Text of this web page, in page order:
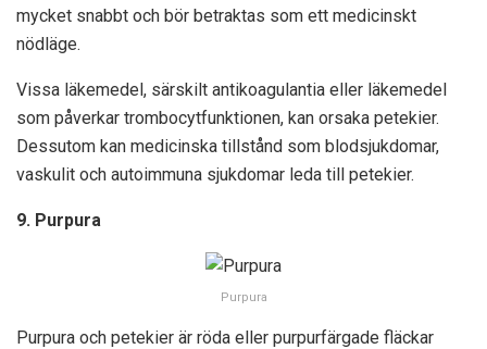
mycket snabbt och bör betraktas som ett medicinskt
nödläge.
Vissa läkemedel, särskilt antikoagulantia eller läkemedel
som påverkar trombocytfunktionen, kan orsaka petekier.
Dessutom kan medicinska tillstånd som blodsjukdomar,
vaskulit och autoimmuna sjukdomar leda till petekier.
9. Purpura
Purpura
Purpura och petekier är röda eller purpurfärgade fläckar